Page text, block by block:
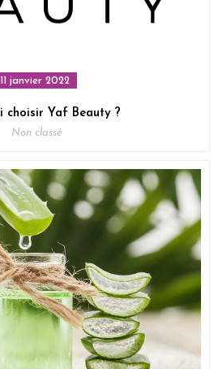
11 janvier 2022
choisir Yaf Beauty ?
Non classé